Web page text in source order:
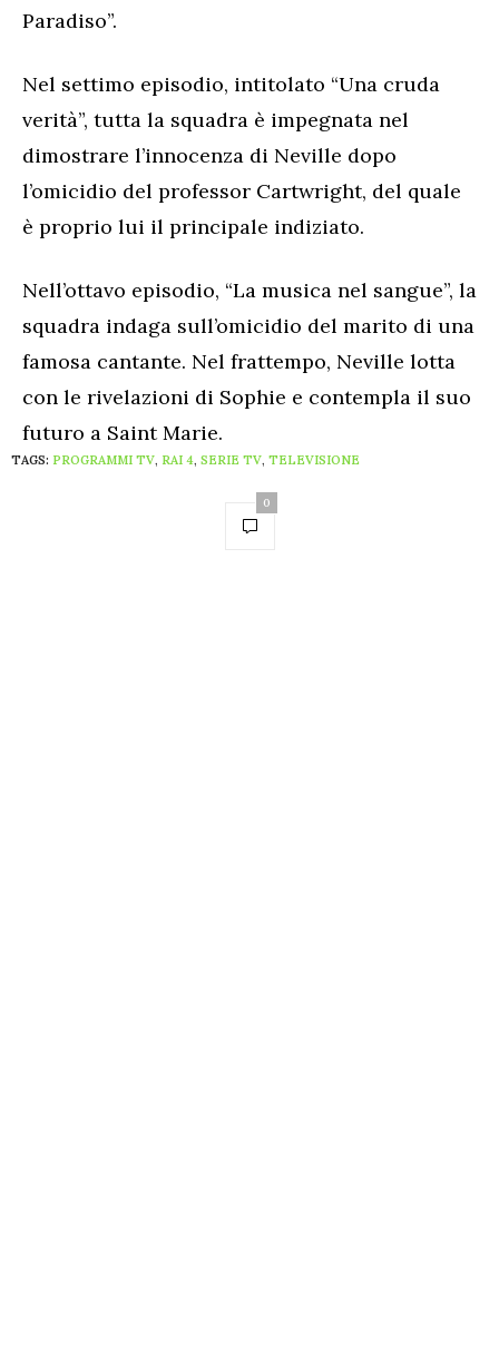
Paradiso”.
Nel settimo episodio, intitolato “Una cruda
verità”, tutta la squadra è impegnata nel
dimostrare l’innocenza di Neville dopo
l’omicidio del professor Cartwright, del quale
è proprio lui il principale indiziato.
Nell’ottavo episodio, “La musica nel sangue”, la
squadra indaga sull’omicidio del marito di una
famosa cantante. Nel frattempo, Neville lotta
con le rivelazioni di Sophie e contempla il suo
futuro a Saint Marie.
TAGS: PROGRAMMI TV, RAI 4, SERIE TV, TELEVISIONE
0